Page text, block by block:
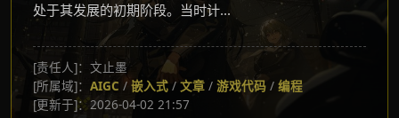
处于其发展的初期阶段。当时计...
[责任人]：文止墨
[所属域]： AIGC / 嵌入式 / 文章 / 游戏代码 / 编程
[更新于]：2026-04-02 21:57